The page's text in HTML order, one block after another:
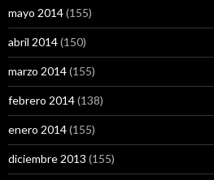
mayo 2014(155)
abril 2014(150)
marzo 2014(155)
febrero 2014(138)
enero 2014(155)
diciembre 2013 (155)